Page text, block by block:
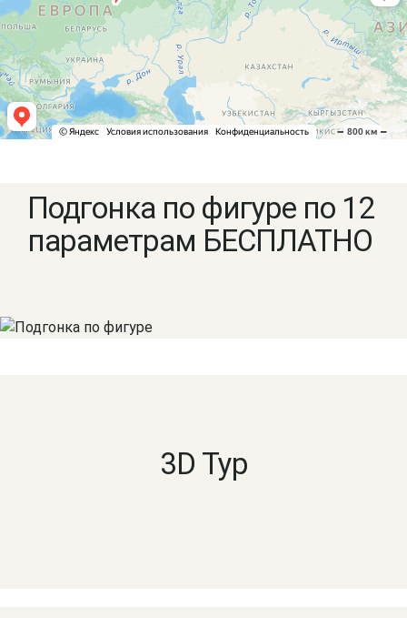
Подгонка по фигуре по 12
параметрам БЕСПЛАТНО
3D Тур